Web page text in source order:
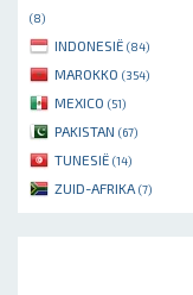
(8)
INDONESIË (84)
MAROKKO (354)
MEXICO (51)
PAKISTAN (67)
TUNESIË (14)
ZUID-AFRIKA (7)